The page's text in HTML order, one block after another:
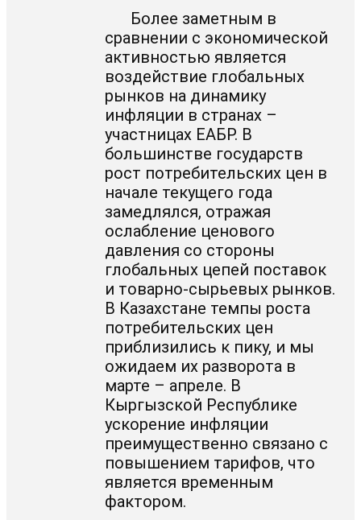
Более заметным в
сравнении с экономической
активностью является
воздействие глобальных
рынков на динамику
инфляции в странах –
участницах ЕАБР. В
большинстве государств
рост потребительских цен в
начале текущего года
замедлялся, отражая
ослабление ценового
давления со стороны
глобальных цепей поставок
и товарно-сырьевых рынков.
В Казахстане темпы роста
потребительских цен
приблизились к пику, и мы
ожидаем их разворота в
марте – апреле. В
Кыргызской Республике
ускорение инфляции
преимущественно связано с
повышением тарифов, что
является временным
фактором.